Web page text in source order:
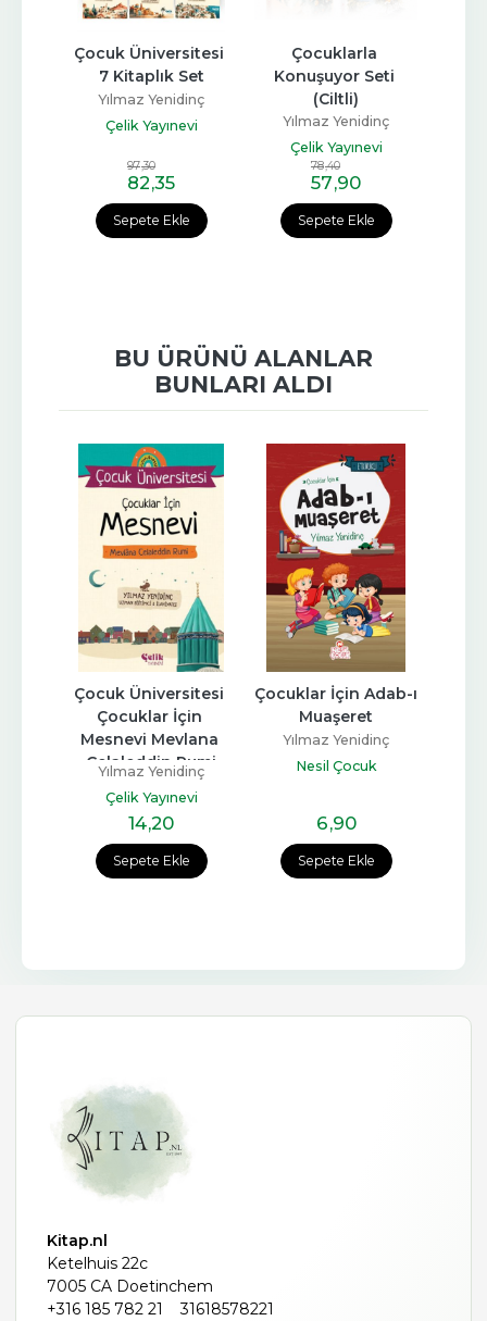
Sepete Ekle
Çocuk Üniversitesi
7 Kitaplık Set
Yılmaz Yenidinç
Çelik Yayınevi
97,30
82,35
Sepete Ekle
Çocuklarla
Konuşuyor Seti
(Ciltli)
Yılmaz Yenidinç
Çelik Yayınevi
78,40
57,90
BU ÜRÜNÜ ALANLAR
BUNLARI ALDI
Sepete Ekle
Çocuk Üniversitesi
Çocuklar İçin
Mesnevi Mevlana
Celaleddin Rumi
Yılmaz Yenidinç
Çelik Yayınevi
14,20
Sepete Ekle
Çocuklar İçin Adab-ı
Muaşeret
Yılmaz Yenidinç
Nesil Çocuk
6,90
Kitap.nl
Ketelhuis 22c
7005 CA Doetinchem
+316 185 782 21
31618578221